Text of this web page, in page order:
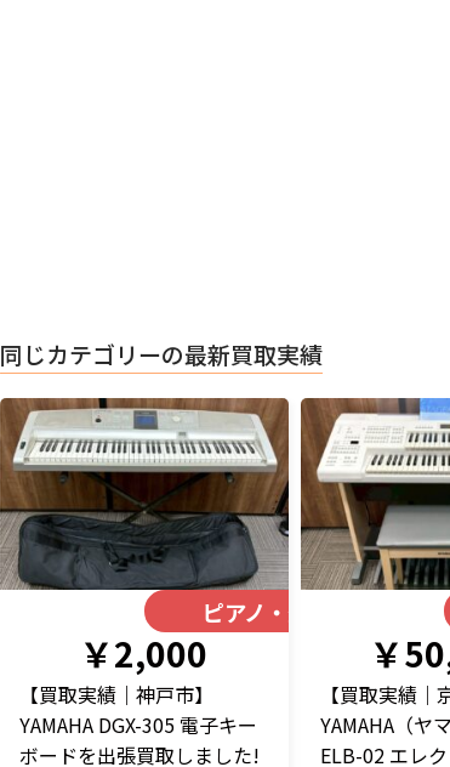
同じカテゴリーの最新買取実績
ピアノ・楽器
￥2,000
【買取実績｜神戸市】
YAMAHA DGX-305 電子キー
ボードを出張買取しました!
￥
【買取実績｜
YAMAHA（ヤ
ELB-02 エレ